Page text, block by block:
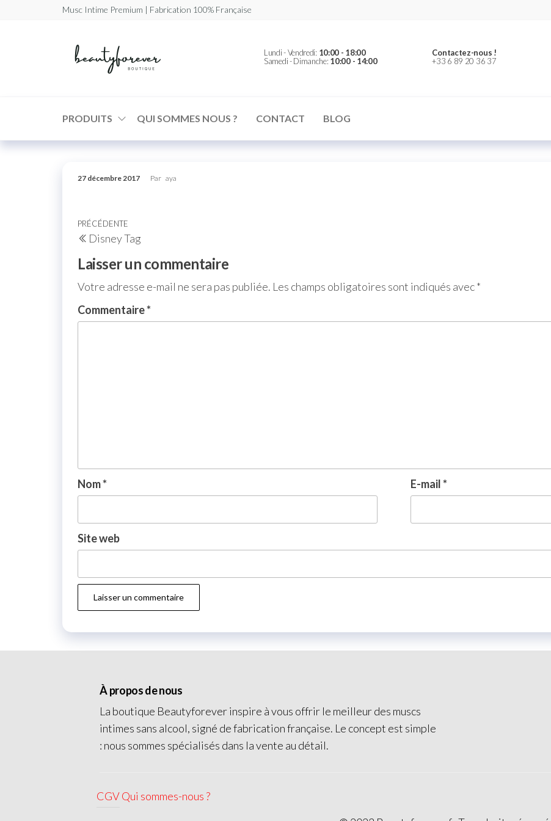
Musc Intime Premium | Fabrication 100% Française
BeautyforeverLundi - Vendredi: 10:00 - 18:00
Samedi - Dimanche: 10:00 - 14:00
Contactez-nous !
+33 6 89 20 36 37
PRODUITS QUI SOMMES NOUS ? CONTACT BLOG
27 décembre 2017 Par aya
PRÉCÉDENTE
Disney Tag
Laisser un commentaire
Votre adresse e-mail ne sera pas publiée. Les champs obligatoires sont indiqués avec*
Commentaire*
Nom* E-mail*
Site web
À propos de nous
La boutique Beautyforever inspire à vous offrir le meilleur des muscs
intimes sans alcool, signé de fabrication française. Le concept est simple
: nous sommes spécialisés dans la vente au détail.
CGVQui sommes-nous ?